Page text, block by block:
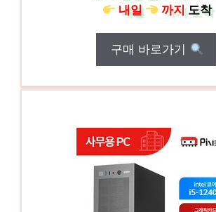
내일
까지도착
구매 바로가기